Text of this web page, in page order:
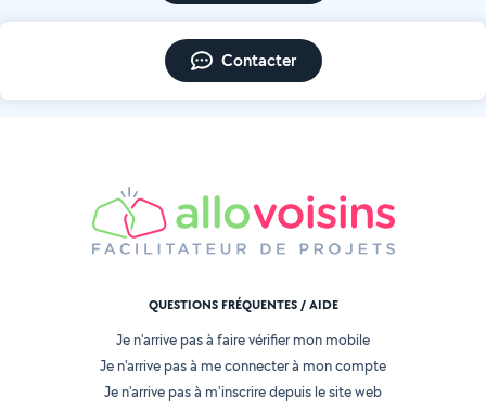
Contacter
QUESTIONS FRÉQUENTES / AIDE
Je n'arrive pas à faire vérifier mon mobile
Je n'arrive pas à me connecter à mon compte
Je n'arrive pas à m'inscrire depuis le site web